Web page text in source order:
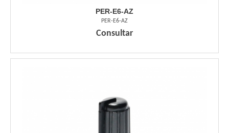
PER-E6-AZ
PER-E6-AZ
Consultar